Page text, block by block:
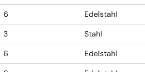
6 Edelstahl
3 Stahl
6 Edelstahl